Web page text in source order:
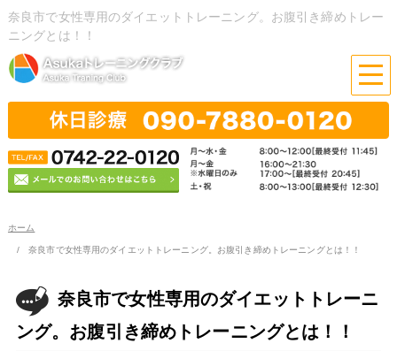
奈良市で女性専用のダイエットトレーニング。お腹引き締めトレー
ニングとは！！
ホーム
奈良市で女性専用のダイエットトレーニング。お腹引き締めトレーニングとは！！
奈良市で女性専用のダイエットトレーニ
ング。お腹引き締めトレーニングとは！！